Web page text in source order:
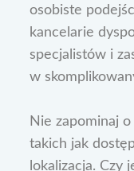
osobiste
kancelarie
specjalistów i
w
Nie zapominaj
takich jak
lokalizacja. Czy